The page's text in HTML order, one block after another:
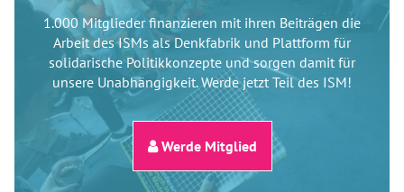
1.000 Mitglieder finanzieren mit ihren Beiträgen die
Arbeit des ISMs als Denkfabrik und Plattform für
solidarische Politikkonzepte und sorgen damit für
unsere Unabhängigkeit. Werde jetzt Teil des ISM!
Werde Mitglied